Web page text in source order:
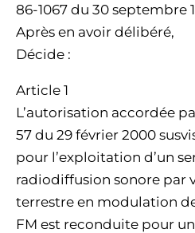
86-1067 du 30 septembre
Après en avoir délibéré,
Décide :
Article 1
L’autorisation accordée
57 du 29 février 2000
pour l’exploitation d’un
radiodiffusion sonore par
terrestre en modulation
FM est reconduite pour